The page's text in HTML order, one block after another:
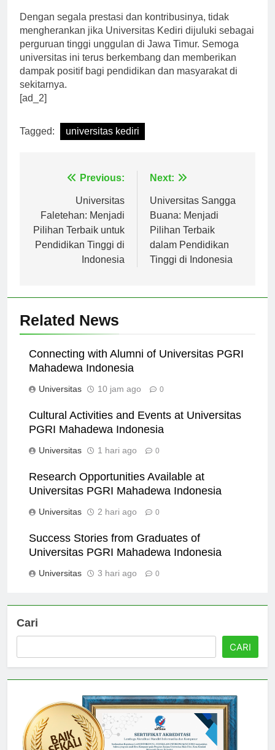
Dengan segala prestasi dan kontribusinya, tidak
mengherankan jika Universitas Kediri dijuluki sebagai
perguruan tinggi unggulan di Jawa Timur. Semoga
universitas ini terus berkembang dan memberikan
dampak positif bagi pendidikan dan masyarakat di
sekitarnya.
[ad_2]
Tagged: universitas kediri
NavigasiPrevious:
Universitas
Faletehan: Menjadi
Pilihan Terbaik untuk
Pendidikan Tinggi di
Indonesia
Next:
Universitas Sangga
Buana: Menjadi
Pilihan Terbaik
dalam Pendidikan
Tinggi di Indonesia
Related News
Connecting with Alumni of Universitas PGRI
Mahadewa Indonesia
Universitas 10 jam ago 0
Cultural Activities and Events at Universitas
PGRI Mahadewa Indonesia
Universitas 1 hari ago 0
Research Opportunities Available at
Universitas PGRI Mahadewa Indonesia
Universitas 2 hari ago 0
Success Stories from Graduates of
Universitas PGRI Mahadewa Indonesia
Universitas 3 hari ago 0
Cari
CARI